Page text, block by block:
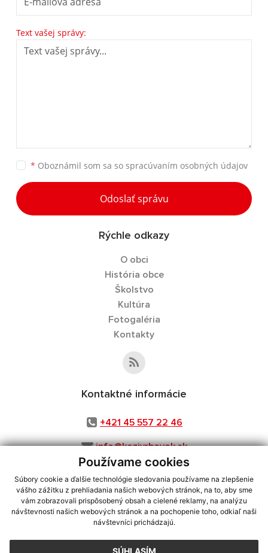
Používame cookies
Súbory cookie a ďalšie technológie sledovania používame na zlepšenie
vášho zážitku z prehliadania našich webových stránok, na to, aby sme
vám zobrazovali prispôsobený obsah a cielené reklamy, na analýzu
návštevnosti našich webových stránok a na pochopenie toho, odkiaľ naši
návštevníci prichádzajú.
Text vašej správy:
* Oboznámil som sa so spracúvaním osobných údajov
Odoslať správu
Rýchle odkazy
O obci
História obce
Školstvo
Kultúra
Fotogaléria
Kontakty
Kontaktné informácie
+421 45 557 22 46
info@kozivrbovok.sk
využite možnosť získavania aktuálnych informácií s využitím RSS
CMS systém (redakčný) systém ECHELON 2,Mapa stránok,web portál
webex.digital, s.r.o.,domény,registrácia domény